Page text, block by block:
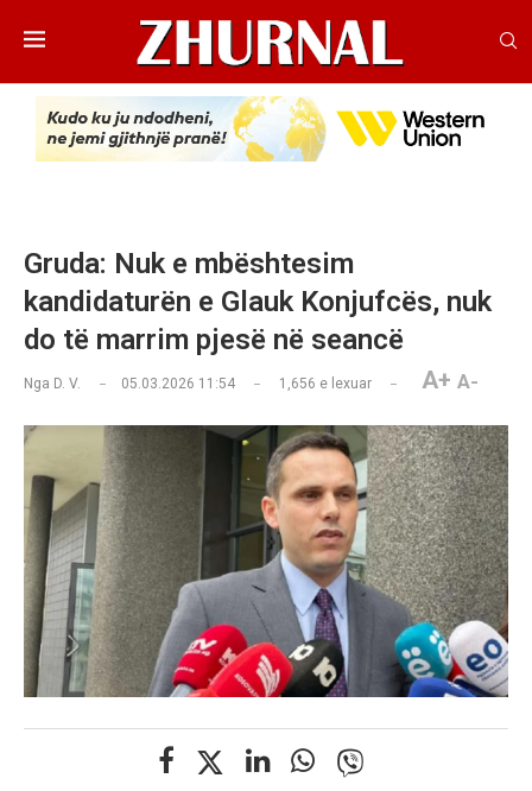
​Gruda: Nuk e mbështesim
kandidaturën e Glauk Konjufcës, nuk
do të marrim pjesë në seancë
Nga D. V. 05.03.2026 11:54 1,656 e lexuar A+ A-